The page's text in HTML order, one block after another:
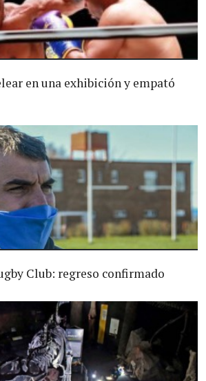
en una exhibición y empató
Club: regreso confirmado